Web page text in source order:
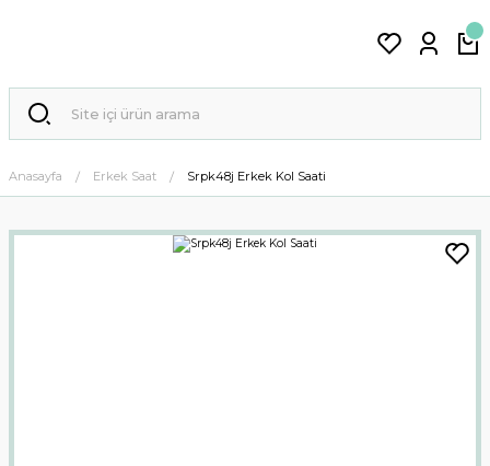
Anasayfa Erkek Saat Srpk48j Erkek Kol Saati